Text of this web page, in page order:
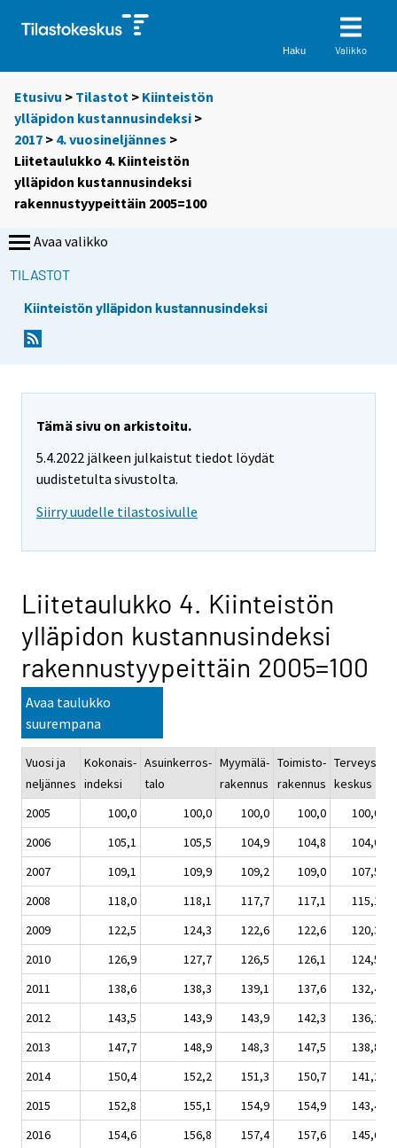
Haku Valikko
Etusivu > Tilastot > Kiinteistön
ylläpidon kustannusindeksi >
2017 > 4. vuosineljännes >
Liitetaulukko 4. Kiinteistön
ylläpidon kustannusindeksi
rakennustyypeittäin 2005=100
Avaa valikko
TILASTOT
Kiinteistön ylläpidon kustannusindeksi
Tämä sivu on arkistoitu.
5.4.2022 jälkeen julkaistut tiedot löydät
uudistetulta sivustolta.
Siirry uudelle tilastosivulle
Liitetaulukko 4. Kiinteistön
ylläpidon kustannusindeksi
rakennustyypeittäin 2005=100
Avaa taulukko
suurempana
Vuosi ja
neljännes
Kokonais-
indeksi
Asuinkerros-
talo
Myymälä-
rakennus
Toimisto-
rakennus
Terveys-
keskus
2005
100,0 100,0 100,0 100,0
100,0
2006
105,1 105,5 104,9 104,8
104,0
2007
109,1 109,9 109,2 109,0
107,5
2008
118,0 118,1 117,7 117,1
115,1
2009
122,5 124,3 122,6 122,6
120,3
2010
126,9 127,7 126,5 126,1
124,5
2011
138,6 138,3 139,1 137,6
132,4
2012
143,5 143,9 143,9 142,3
136,2
2013
147,7 148,9 148,3 147,5
138,8
2014
150,4 152,2 151,3 150,7
141,2
2015
152,8 155,1 154,9 154,9
143,4
2016
154,6 156,8 157,4 157,6
145,6